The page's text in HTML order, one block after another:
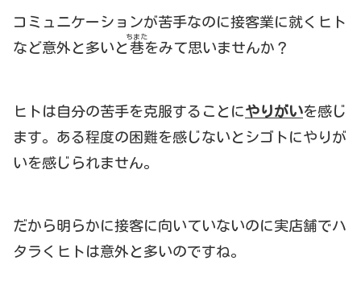
コミュニケーションが苦手なのに接客業に就くヒト
など意外と多いと巷
ちまた
をみて思いませんか？
ヒトは自分の苦手を克服することにやりがいを感じ
ます。ある程度の困難を感じないとシゴトにやりが
いを感じられません。
だから明らかに接客に向いていないのに実店舗でハ
タラくヒトは意外と多いのですね。